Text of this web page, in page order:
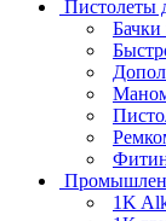
Пистолеты
Бачки
1K